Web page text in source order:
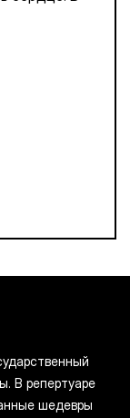
В репертуаре
шедевры